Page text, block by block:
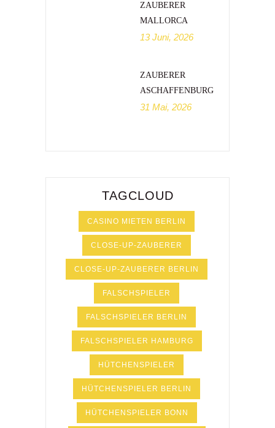
ZAUBERER
MALLORCA
13 Juni, 2026
ZAUBERER
ASCHAFFENBURG
31 Mai, 2026
TAGCLOUD
CASINO MIETEN BERLIN
CLOSE-UP-ZAUBERER
CLOSE-UP-ZAUBERER BERLIN
FALSCHSPIELER
FALSCHSPIELER BERLIN
FALSCHSPIELER HAMBURG
HÜTCHENSPIELER
HÜTCHENSPIELER BERLIN
HÜTCHENSPIELER BONN